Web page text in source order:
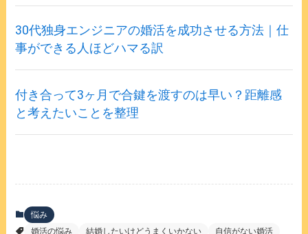
30代独身エンジニアの婚活を成功させる方法｜仕
事ができる人ほどハマる訳
付き合って3ヶ月で合鍵を渡すのは早い？距離感
と考えたいことを整理
悩み
婚活の悩み
結婚したいけどうまくいかない 自信がない婚活